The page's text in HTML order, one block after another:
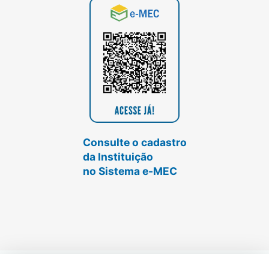
Consulte o cadastro
da Instituição
no Sistema e-MEC